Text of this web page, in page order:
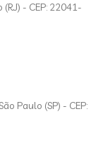
- CEP: 22041-
Paulo (SP) - CEP: